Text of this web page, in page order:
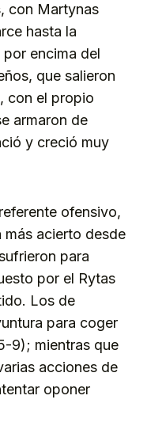
con Martynas
hasta la
encima del
que salieron
con el propio
armaron de
y creció muy
ofensivo,
más acierto desde
para
por el Rytas
Los de
para coger
9); mientras que
acciones de
oponer